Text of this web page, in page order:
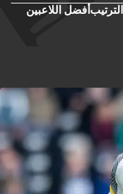
الترتيب أفضل اللاعبين